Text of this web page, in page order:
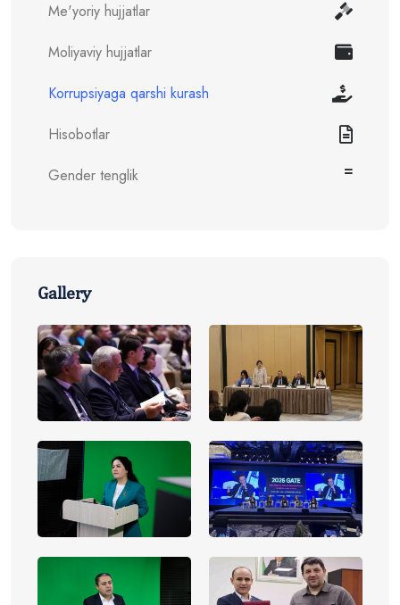
Me'yoriy hujjatlar
Moliyaviy hujjatlar
Korrupsiyaga qarshi kurash
Hisobotlar
Gender tenglik
Gallery